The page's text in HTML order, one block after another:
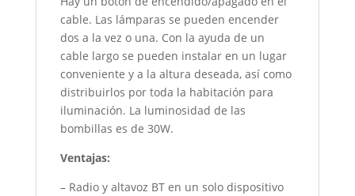
cable. Las lámparas se pueden encender
dos a la vez o una. Con la ayuda de un
cable largo se pueden instalar en un lugar
conveniente y a la altura deseada, así como
distribuirlos por toda la habitación para
iluminación. La luminosidad de las
bombillas es de 30W.
Ventajas:
– Radio y altavoz BT en un solo dispositivo